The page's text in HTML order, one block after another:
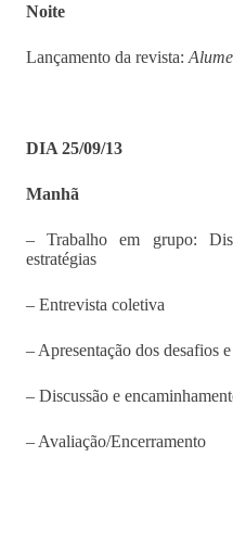
Noite
Lançamento da revista:
DIA 25/09/13
Manhã
– Trabalho em grupo:
estratégias
– Entrevista coletiva
– Apresentação dos desafios
– Discussão e
– Avaliação/Encerramento